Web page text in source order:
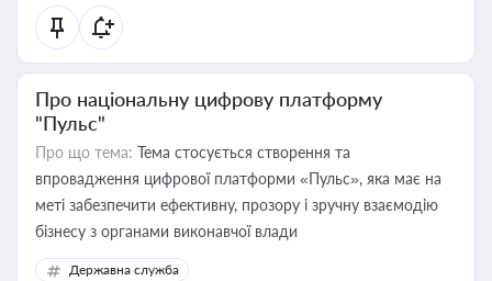
Про національну цифрову платформу
"Пульс"
Про що тема: Тема стосується створення та
впровадження цифрової платформи «Пульс», яка має на
меті забезпечити ефективну, прозору і зручну взаємодію
бізнесу з органами виконавчої влади
Державна служба